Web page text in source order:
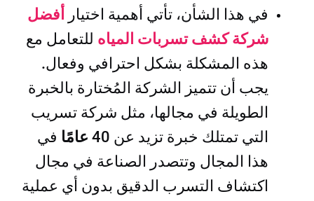
في هذا الشأن، تأتي أهمية اختيار
أفضل
شركة كشف تسربات المياه للتعامل مع
هذه المشكلة بشكل احترافي وفعال.
يجب أن تتميز الشركة المُختارة بالخبرة
الطويلة في مجالها، مثل شركة تسريب
التي تمتلك خبرة تزيد عن 40
عامًا في
هذا المجال وتتصدر الصناعة في مجال
اكتشاف التسرب الدقيق بدون أي عملية